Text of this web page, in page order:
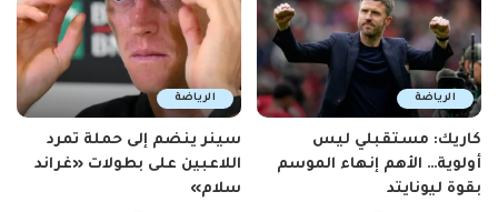
الرياضة
كاريك: مستقبلي ليس
أولوية… الأهم إنهاء الموسم
بقوة ليونايتد
الرياضة
سينر ينضم إلى حملة تمرد
اللاعبين على بطولات «غراند
سلام»